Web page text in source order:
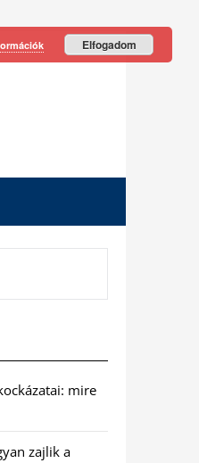
mire
zajlik a
Elfogadom